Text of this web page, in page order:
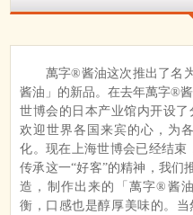
萬字®酱油这次推出了名
酱油」的新品。在去年萬字®
世博会的日本产业馆内开设
欢迎世界各国来宾的心，为
化。现在上海世博会已经结束
传承这一“好客”的精神，我们
造，制作出来的「萬字®酱油
衡，口感也是醇厚美味的。